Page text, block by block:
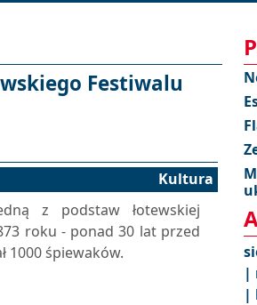
Festiwalu
Kultura
z podstaw łotewskiej
roku - ponad 30 lat przed
1000 śpiewaków.
|
|